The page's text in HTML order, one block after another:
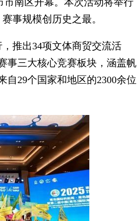
事规模创历史之最。
推出34项文体商贸交流活
事三大核心竞赛板块，涵盖帆
自29个国家和地区的2300余位